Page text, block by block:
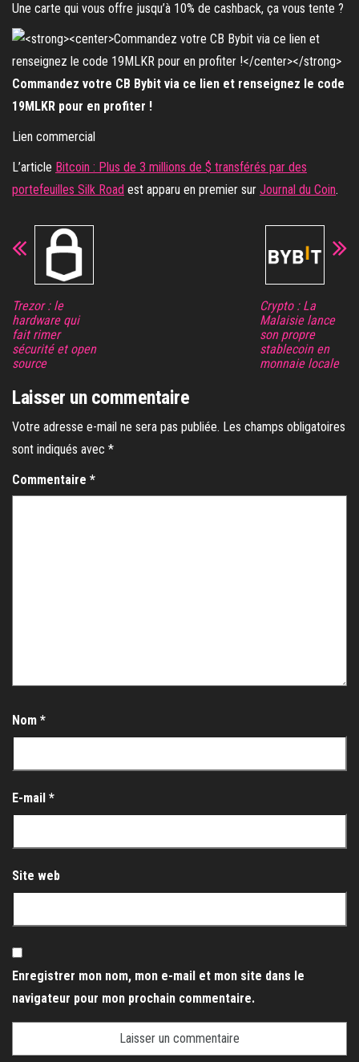
Une carte qui vous offre jusqu’à 10% de cashback, ça vous tente ?
Commandez votre CB Bybit via ce lien et renseignez le code
19MLKR pour en profiter !
Lien commercial
L’article Bitcoin : Plus de 3 millions de $ transférés par des
portefeuilles Silk Road est apparu en premier sur Journal du Coin.
Trezor : le
hardware qui
fait rimer
sécurité et open
source
Crypto : La
Malaisie lance
son propre
stablecoin en
monnaie locale
Laisser un commentaire
Votre adresse e-mail ne sera pas publiée. Les champs obligatoires
sont indiqués avec *
Commentaire *
Nom *
E-mail *
Site web
Enregistrer mon nom, mon e-mail et mon site dans le
navigateur pour mon prochain commentaire.